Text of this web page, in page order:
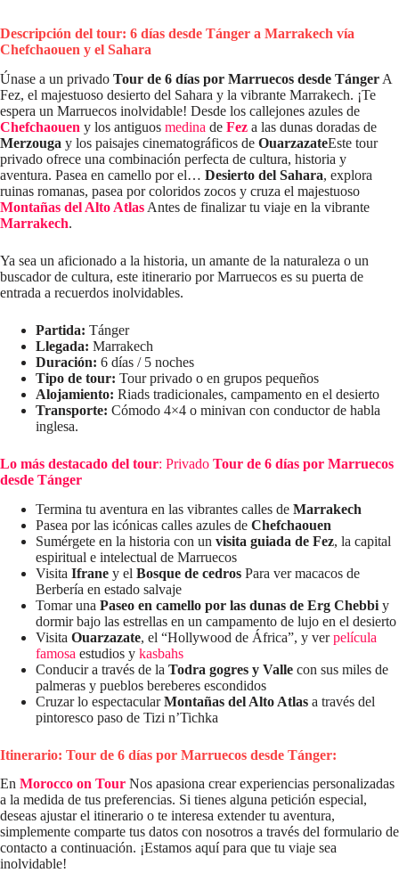
Descripción del tour: 6 días desde Tánger a Marrakech vía
Chefchaouen y el Sahara
Únase a un privado Tour de 6 días por Marruecos desde Tánger A
Fez, el majestuoso desierto del Sahara y la vibrante Marrakech. ¡Te
espera un Marruecos inolvidable! Desde los callejones azules de
Chefchaouen y los antiguos medina de Fez a las dunas doradas de
Merzouga y los paisajes cinematográficos de OuarzazateEste tour
privado ofrece una combinación perfecta de cultura, historia y
aventura. Pasea en camello por el… Desierto del Sahara, explora
ruinas romanas, pasea por coloridos zocos y cruza el majestuoso
Montañas del Alto Atlas Antes de finalizar tu viaje en la vibrante
Marrakech.
Ya sea un aficionado a la historia, un amante de la naturaleza o un
buscador de cultura, este itinerario por Marruecos es su puerta de
entrada a recuerdos inolvidables.
Partida: Tánger
Llegada: Marrakech
Duración: 6 días / 5 noches
Tipo de tour: Tour privado o en grupos pequeños
Alojamiento: Riads tradicionales, campamento en el desierto
Transporte: Cómodo 4×4 o minivan con conductor de habla
inglesa.
Lo más destacado del tour: Privado Tour de 6 días por Marruecos
desde Tánger
Termina tu aventura en las vibrantes calles de Marrakech
Pasea por las icónicas calles azules de Chefchaouen
Sumérgete en la historia con un visita guiada de Fez, la capital
espiritual e intelectual de Marruecos
Visita Ifrane y el Bosque de cedros Para ver macacos de
Berbería en estado salvaje
Tomar una Paseo en camello por las dunas de Erg Chebbi y
dormir bajo las estrellas en un campamento de lujo en el desierto
Visita Ouarzazate, el “Hollywood de África”, y verpelícula
famosa estudios y kasbahs
Conducir a través de la Todra gogres y Valle con sus miles de
palmeras y pueblos bereberes escondidos
Cruzar lo espectacularMontañas del Alto Atlas a través del
pintoresco paso de Tizi n’Tichka
Itinerario: Tour de 6 días por Marruecos desde Tánger:
En Morocco on Tour Nos apasiona crear experiencias personalizadas
a la medida de tus preferencias. Si tienes alguna petición especial,
deseas ajustar el itinerario o te interesa extender tu aventura,
simplemente comparte tus datos con nosotros a través del formulario de
contacto a continuación. ¡Estamos aquí para que tu viaje sea
inolvidable!